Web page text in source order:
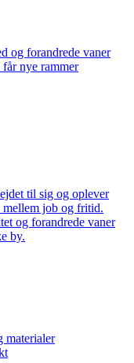
og forandrede vaner
nye rammer
til sig og oplever
mellem job og fritid.
og forandrede vaner
by.
materialer